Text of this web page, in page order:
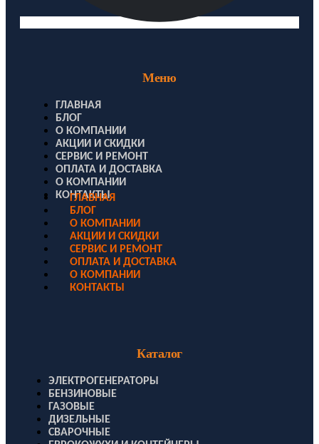
Меню
ГЛАВНАЯ
БЛОГ
О КОМПАНИИ
АКЦИИ И СКИДКИ
СЕРВИС И РЕМОНТ
ОПЛАТА И ДОСТАВКА
О КОМПАНИИ
КОНТАКТЫ
ГЛАВНАЯ
БЛОГ
О КОМПАНИИ
АКЦИИ И СКИДКИ
СЕРВИС И РЕМОНТ
ОПЛАТА И ДОСТАВКА
О КОМПАНИИ
КОНТАКТЫ
Каталог
ЭЛЕКТРОГЕНЕРАТОРЫ
БЕНЗИНОВЫЕ
ГАЗОВЫЕ
ДИЗЕЛЬНЫЕ
СВАРОЧНЫЕ